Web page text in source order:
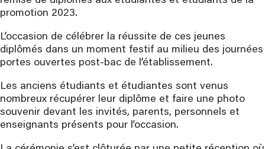
promotion 2023.
L’occasion de célébrer la réussite de ces jeunes
diplômés dans un moment festif au milieu des journées
portes ouvertes post-bac de l’établissement.
Les anciens étudiants et étudiantes sont venus
nombreux récupérer leur diplôme et faire une photo
souvenir devant les invités, parents, personnels et
enseignants présents pour l’occasion.